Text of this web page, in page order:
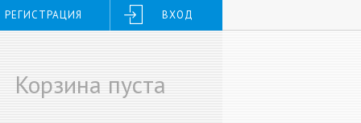
РЕГИСТРАЦИЯ ВХОД
Корзина пуста